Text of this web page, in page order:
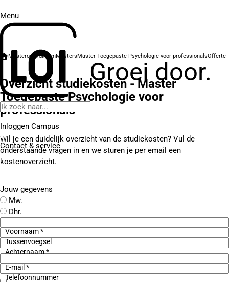
Menu
Groei door.
Inloggen Campus
Contact & service
MasteropleidingenMastersMaster Toegepaste Psychologie voor professionalsOfferte
Overzicht studiekosten - Master
Toegepaste Psychologie voor
professionals
Wil je een duidelijk overzicht van de studiekosten? Vul de
onderstaande vragen in en we sturen je per email een
kostenoverzicht.
Jouw gegevens
Mw.
Dhr.
Voornaam *
Tussenvoegsel
Achternaam *
E-mail *
Telefoonnummer